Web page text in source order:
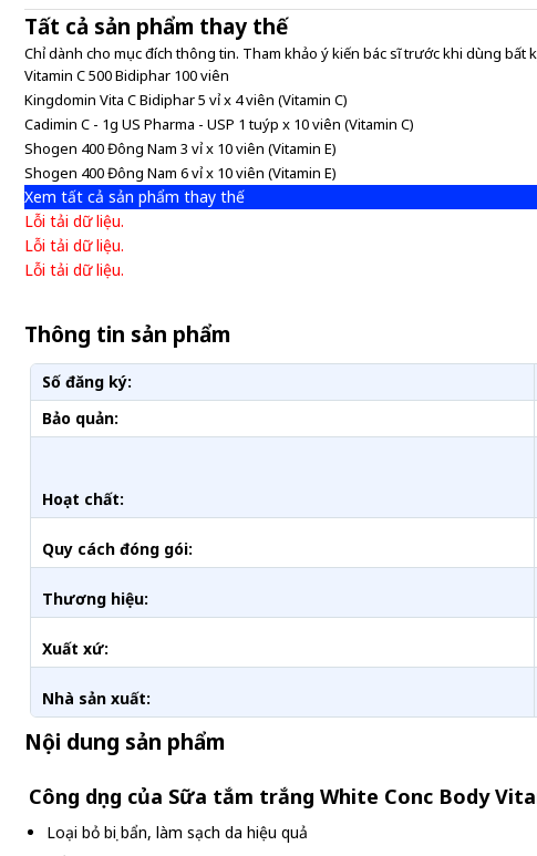
Tất cả sản phẩm thay thế
Chỉ dành cho mục đích thông tin. Tham khảo ý kiến bác sĩ trước khi dùng bất
Vitamin C 500 Bidiphar 100 viên
Kingdomin Vita C Bidiphar 5 vỉ x 4 viên (Vitamin C)
Cadimin C - 1g US Pharma - USP 1 tuýp x 10 viên (Vitamin C)
Shogen 400 Đông Nam 3 vỉ x 10 viên (Vitamin E)
Shogen 400 Đông Nam 6 vỉ x 10 viên (Vitamin E)
Xem tất cả sản phẩm thay thế
Lỗi tải dữ liệu.
Lỗi tải dữ liệu.
Lỗi tải dữ liệu.
Thông tin sản phẩm
Số đăng ký:
Bảo quản:
Hoạt chất:
Quy cách đóng gói:
Thương hiệu:
Xuất xứ:
Nhà sản xuất:
Nội dung sản phẩm
Công dụng của Sữa tắm trắng White Conc Body
Loại bỏ bụi bẩn, làm sạch da hiệu quả